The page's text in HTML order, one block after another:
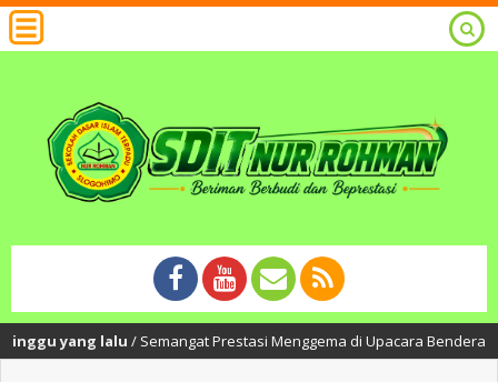
yang lalu/ Semangat Prestasi Menggema di Upacara Bendera